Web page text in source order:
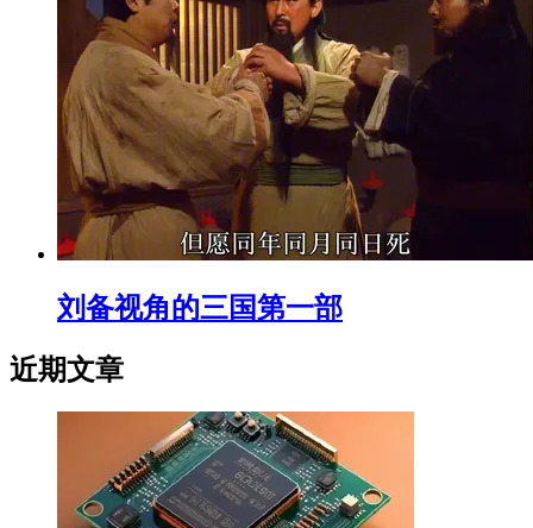
刘备视角的三国第一部
近期文章